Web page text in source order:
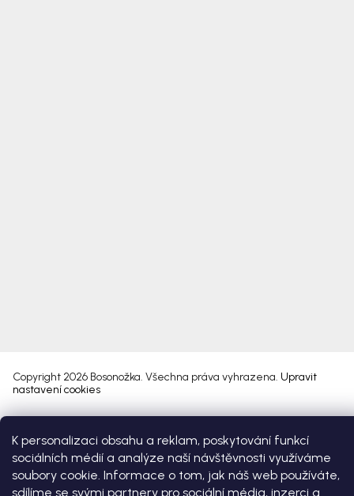
K personalizaci obsahu a reklam, poskytování funkcí
sociálních médií a analýze naší návštěvnosti využíváme
soubory cookie. Informace o tom, jak náš web používáte,
sdílíme se svými partnery pro sociální média, inzerci a
Copyright 2026 Bosonožka. Všechna práva vyhrazena. Upravit
nastavení cookies